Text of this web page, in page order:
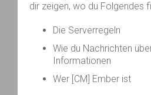
dir zeigen, wo du Folgendes
Die Serverregeln
Wie du Nachrichten
Informationen
Wer [CM] Ember ist